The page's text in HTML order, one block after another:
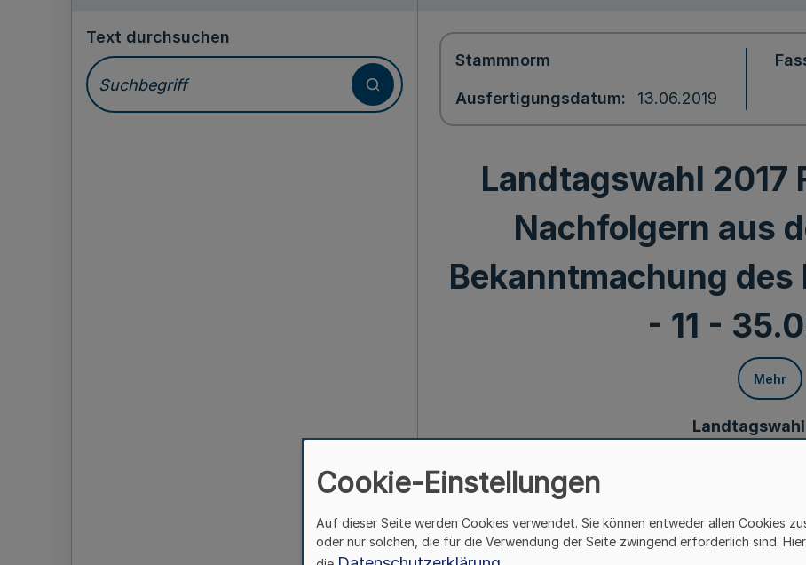
Text durchsuchen
Stammnorm
Ausfertigungsdatum 13.06.2019
Landtagswahl 2017
Nachfolgern aus
Bekanntmachung
- 11 -
Mehr
Landtagswahl
Feststellung von
Bekanntmachung des
- 11 -
Cookie-Einstellungen
Auf dieser Seite werden Cookies verwendet. Sie können entweder allen Cookies
oder nur solchen, die für die Verwendung der Seite zwingend erforderlich sind.